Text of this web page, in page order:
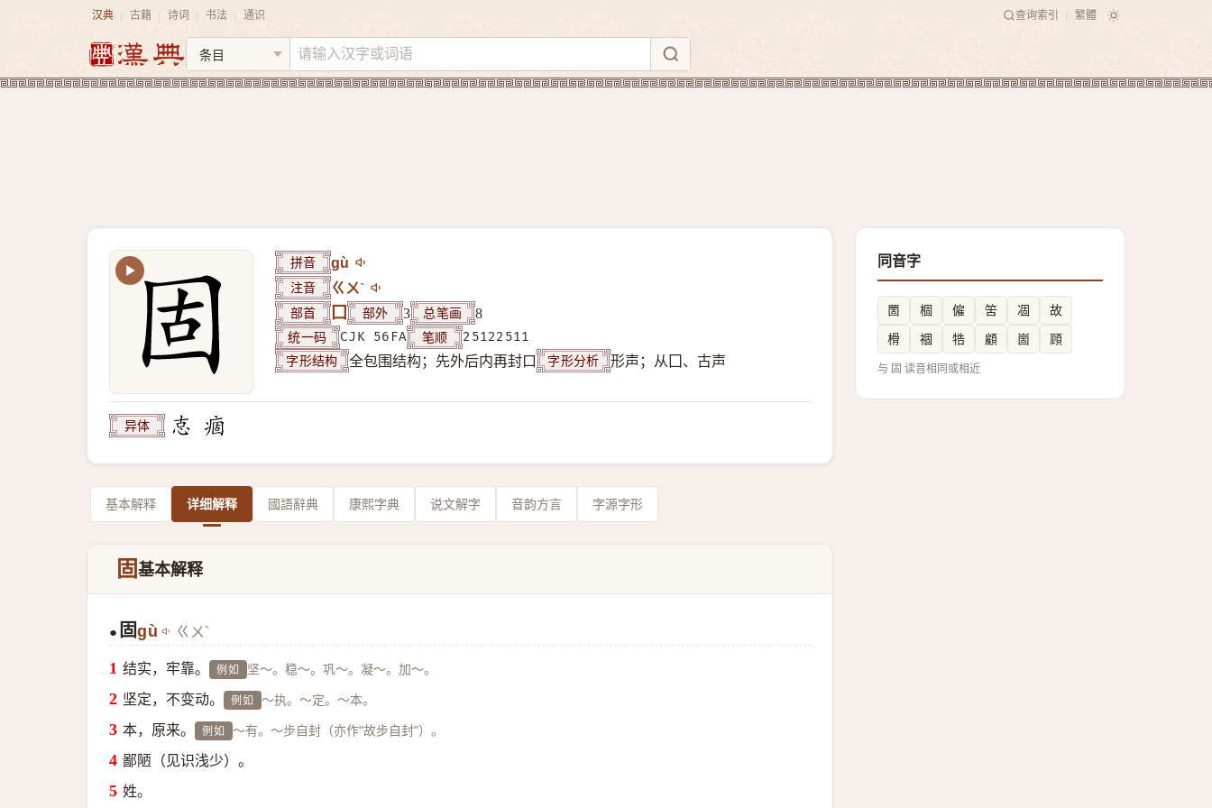
汉典 古籍 诗词 书法 通识 查询索引 繁體
拼音 gù
注音 ㄍㄨˋ
部首 囗 部外 3 总笔画 8
统一码 CJK 56FA 笔顺 25122511
字形结构 全包围结构；先外后内再封口 字形分析 形声；从囗、古声
异体
基本解释 详细解释 國語辭典 康熙字典 说文解字 音韵方言 字源字形
固基本解释
● 固gù ㄍㄨˋ
结实，牢靠。 例如 坚～。稳～。巩～。凝～。加～。
坚定，不变动。 例如 ～执。～定。～本。
本，原来。 例如 ～有。～步自封（亦作“故步自封”）。
鄙陋（见识浅少）。
姓。
同音字
䍛 棝 僱 䇢 凅
故
榾
祻 牿 顧 崮 頋
与 固 读音相同或相近